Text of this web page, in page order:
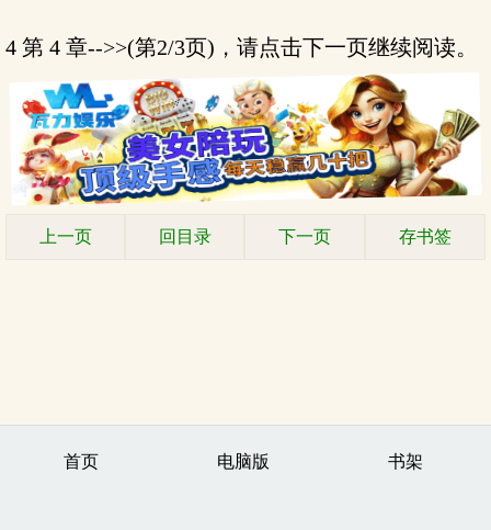
4 第 4 章-->>(第2/3页)，请点击下一页继续阅读。
上一页 回目录 下一页 存书签
首页 电脑版 书架